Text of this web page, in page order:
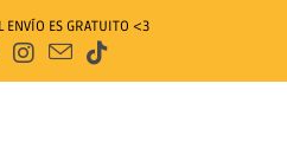
ENVÍO ES GRATUITO <3